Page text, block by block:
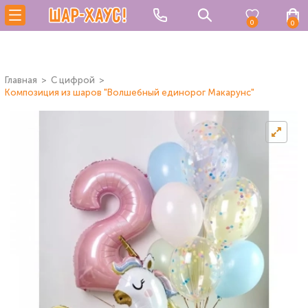
0 0
Главная
C цифрой
Композиция из шаров "Волшебный единорог Макарунс"